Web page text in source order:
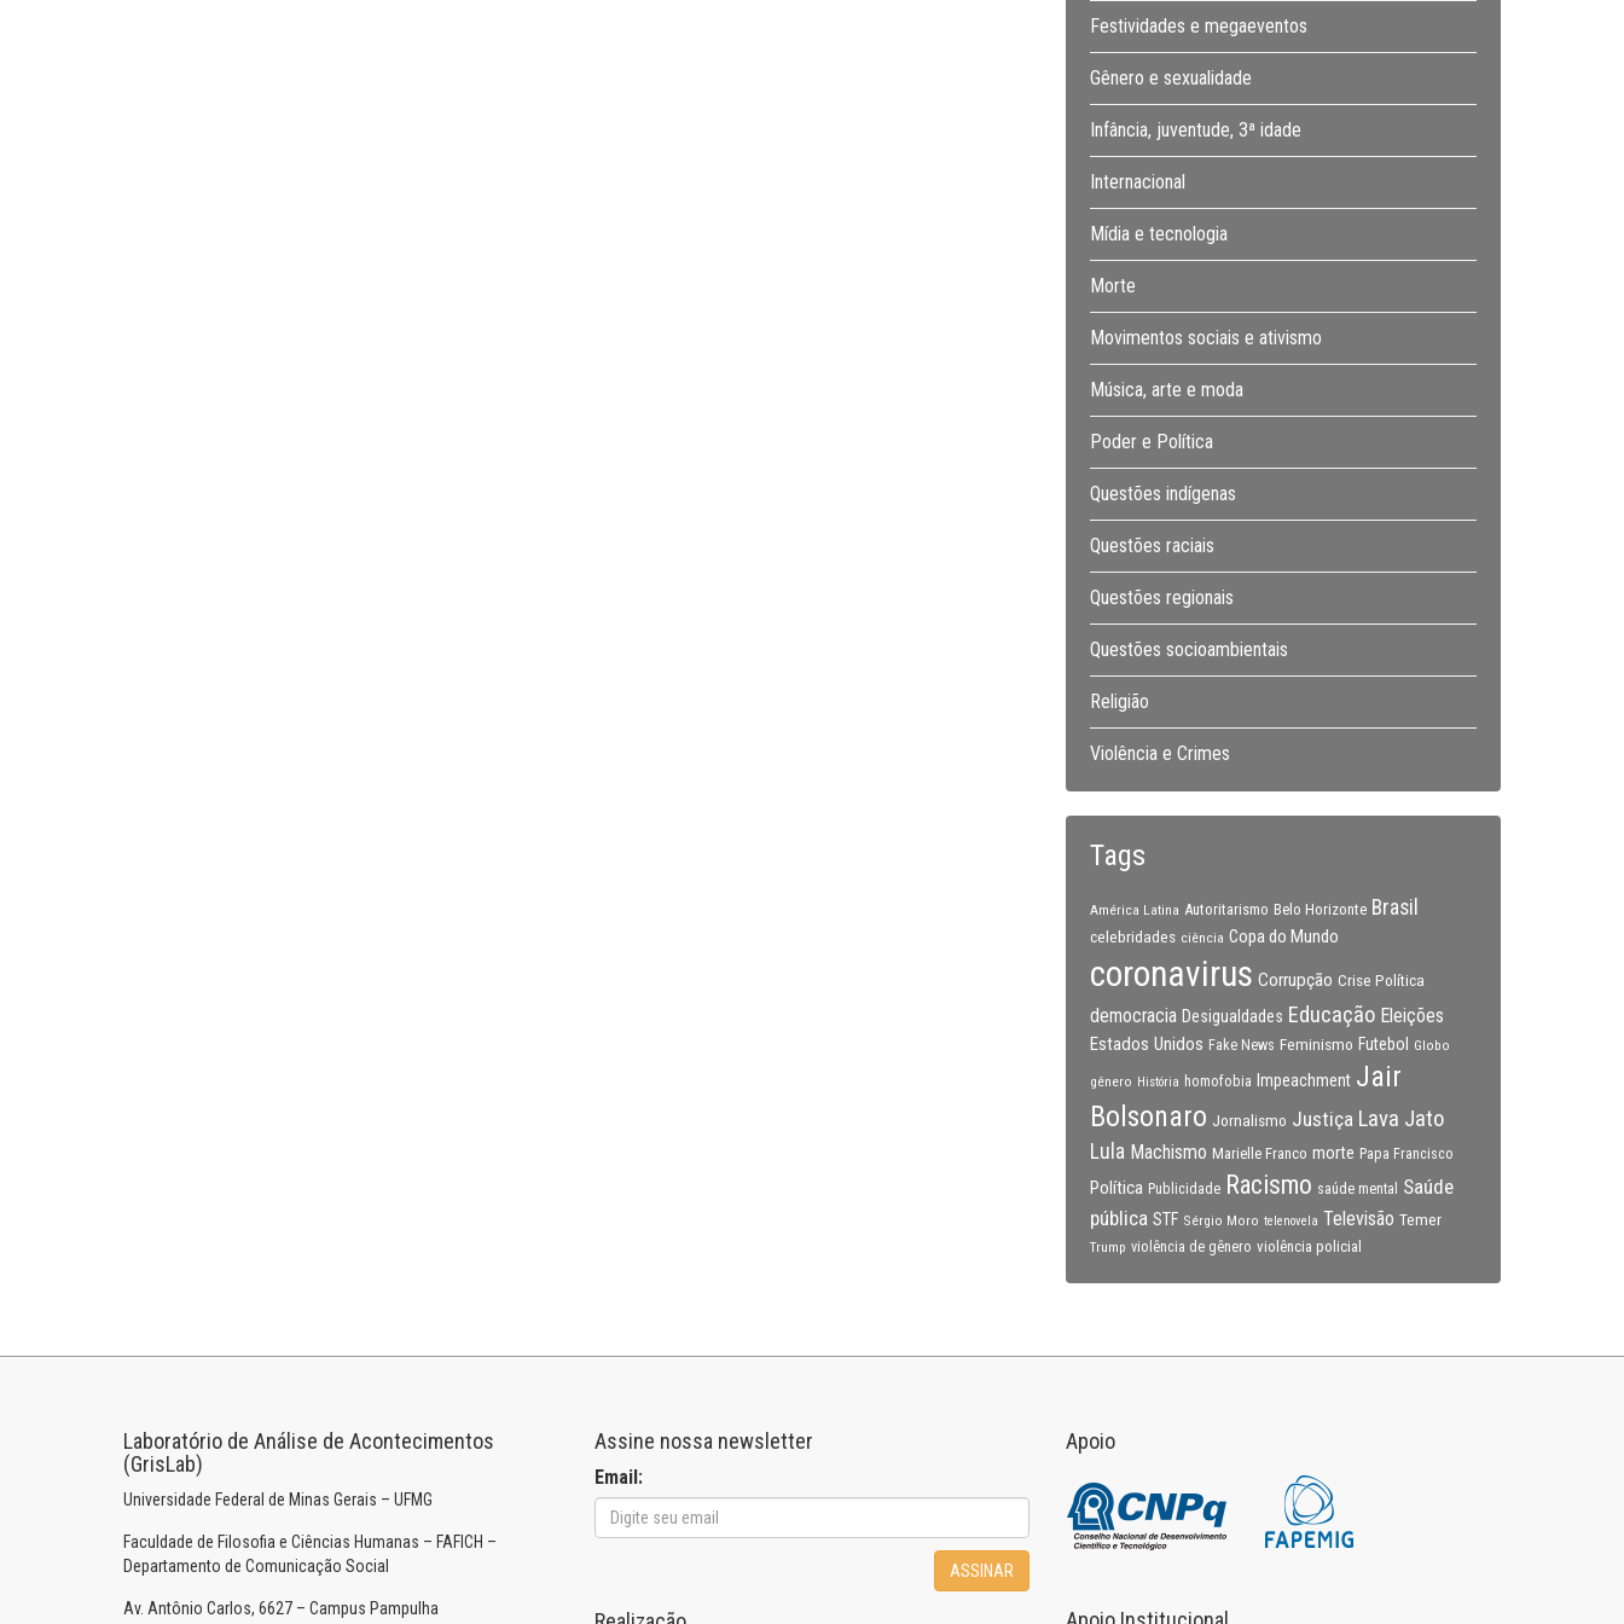
Festividades e megaeventos
Gênero e sexualidade
Infância, juventude, 3ª idade
Internacional
Mídia e tecnologia
Morte
Movimentos sociais e ativismo
Música, arte e moda
Poder e Política
Questões indígenas
Questões raciais
Questões regionais
Questões socioambientais
Religião
Violência e Crimes
Tags
América Latina Autoritarismo Belo Horizonte Brasil
celebridades ciência Copa do Mundo
coronavirus Corrupção Crise Política
democracia Desigualdades Educação Eleições
Estados Unidos Fake News Feminismo Futebol Globo
gênero História homofobia Impeachment Jair
Bolsonaro Jornalismo Justiça Lava Jato
Lula Machismo Marielle Franco morte Papa Francisco
Política Publicidade Racismo saúde mental
Saúde
pública STF Sérgio Moro telenovela Televisão Temer
Trump violência de gênero violência policial
Laboratório de Análise de Acontecimentos
(GrisLab)
Universidade Federal de Minas Gerais – UFMG
Faculdade de Filosofia e Ciências Humanas – FAFICH –
Departamento de Comunicação Social
Av. Antônio Carlos, 6627 – Campus Pampulha
Assine nossa newsletter
Email:
ASSINAR
Apoio